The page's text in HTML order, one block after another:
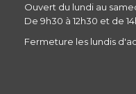
Ouvert du lundi au
De 9h30 à 12h30 et de
Fermeture les lundis